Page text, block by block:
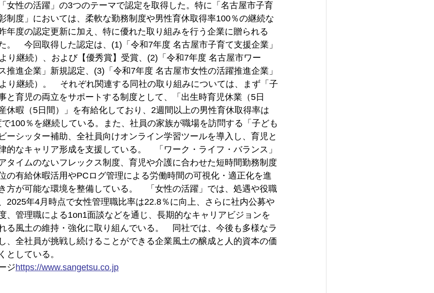
女性の活躍」の3つのテーマで認定を取得した。特に「名古屋市子育
制度」においては、柔軟な勤務制度や男性育休取得率100％の継続な
年度の認定更新に加え、特に優れた取り組みを行う企業に贈られる
。　今回取得した認定は、(1)「令和7年度 名古屋市子育て支援企業」
り継続）、および【優秀賞】受賞、(2)「令和7年度 名古屋市ワー
推進企業」新規認定、(3)「令和7年度 名古屋市女性の活躍推進企業」
り継続）。　それぞれ関連する同社の取り組みについては、まず「子
と育児の両立をサポートする制度として、「出生時育児休業（5日
休暇（5日間）」を有給化しており、2週間以上の男性育休取得率は
100％を継続している。また、社員の家族が職場を訪問する「子ども
ーシッター補助、全社員向けオンライン学習ツールを導入し、育児と
的なキャリア形成を支援している。　「ワーク・ライフ・バランス」
タイムのないフレックス制度、育児や介護に合わせた短時間勤務制度
の有給休暇活用やPCログ管理による労働時間の可視化・適正化を進
方が可能な環境を整備している。　「女性の活躍」では、処遇や役職
2025年4月時点で女性管理職比率は22.8％に向上、さらに社内公募や
、管理職による1on1面談などを通じ、長期的なキャリアビジョンを
る風土の維持・強化に取り組んでいる。　同社では、今後も多様なラ
、全社員が挑戦し続けることができる企業風土の醸成と人的資本の価
としている。
ジhttps://www.sangetsu.co.jp